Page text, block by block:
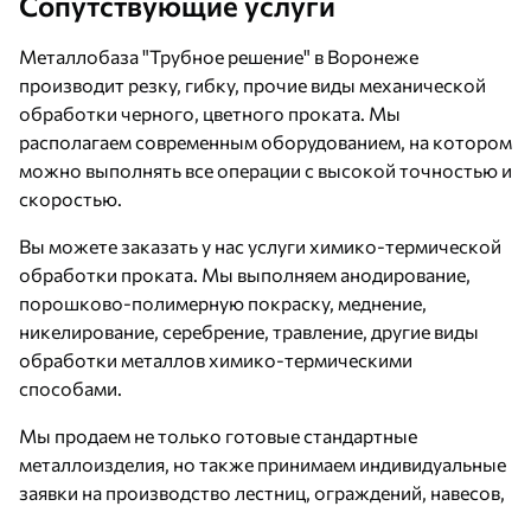
Металлобаза "Трубное решение" в Воронеже
производит резку, гибку, прочие виды механической
обработки черного, цветного проката. Мы
располагаем современным оборудованием, на котором
можно выполнять все операции с высокой точностью и
скоростью.
Вы можете заказать у нас услуги химико-термической
обработки проката. Мы выполняем анодирование,
порошково-полимерную покраску, меднение,
никелирование, серебрение, травление, другие виды
обработки металлов химико-термическими
способами.
Мы продаем не только готовые стандартные
металлоизделия, но также принимаем индивидуальные
заявки на производство лестниц, ограждений, навесов,